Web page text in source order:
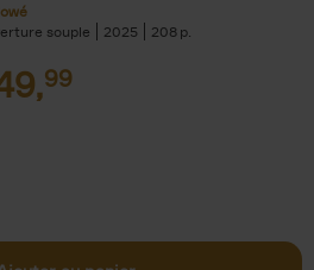
souple
2025 208
99